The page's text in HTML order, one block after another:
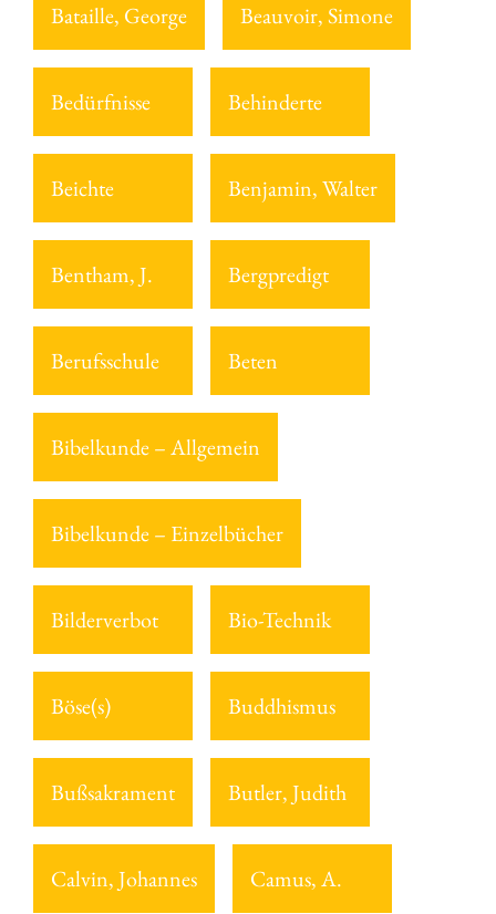
Bataille, George Beauvoir, Simone
Bedürfnisse Behinderte
Beichte Benjamin, Walter
Bentham, J. Bergpredigt
Berufsschule Beten
Bibelkunde – Allgemein
Bibelkunde – Einzelbücher
Bilderverbot Bio-Technik
Böse(s) Buddhismus
Bußsakrament Butler, Judith
Calvin, Johannes Camus, A.